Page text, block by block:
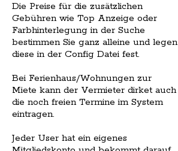
Die Preise für die zusätzlichen
Gebühren wie Top Anzeige oder
Farbhinterlegung in der Suche
bestimmen Sie ganz alleine und legen
diese in der Config Datei fest.
Bei Ferienhaus/Wohnungen zur
Miete kann der Vermieter dirket auch
die noch freien Termine im System
eintragen.
Jeder User hat ein eigenes